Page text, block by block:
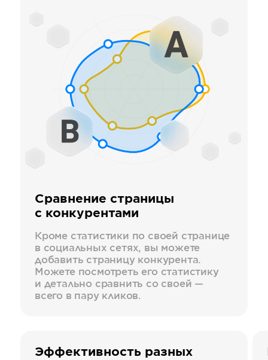
Сравнение страницы
с конкурентами
Кроме статистики по своей странице
в социальных сетях, вы можете
добавить страницу конкурента.
Можете посмотреть его статистику
и детально сравнить со своей —
всего в пару кликов.
Эффективность разных